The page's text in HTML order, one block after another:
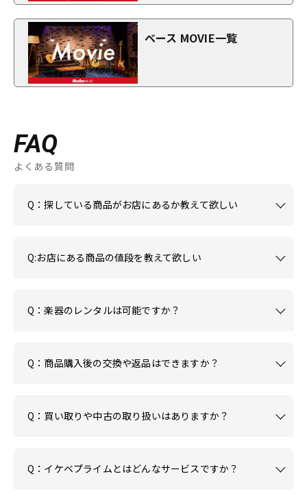
ベース MOVIE一覧
FAQ
よくある質問
Q：探している商品がお店にあるか教えて欲しい
Q:お店にある商品の値段を教えて欲しい
Q：楽器のレンタルは可能ですか？
Q：商品購入後の交換や返品はできますか？
Q：買い取りや中古の取り扱いはありますか？
Q：イケベプライムとはどんなサービスですか？